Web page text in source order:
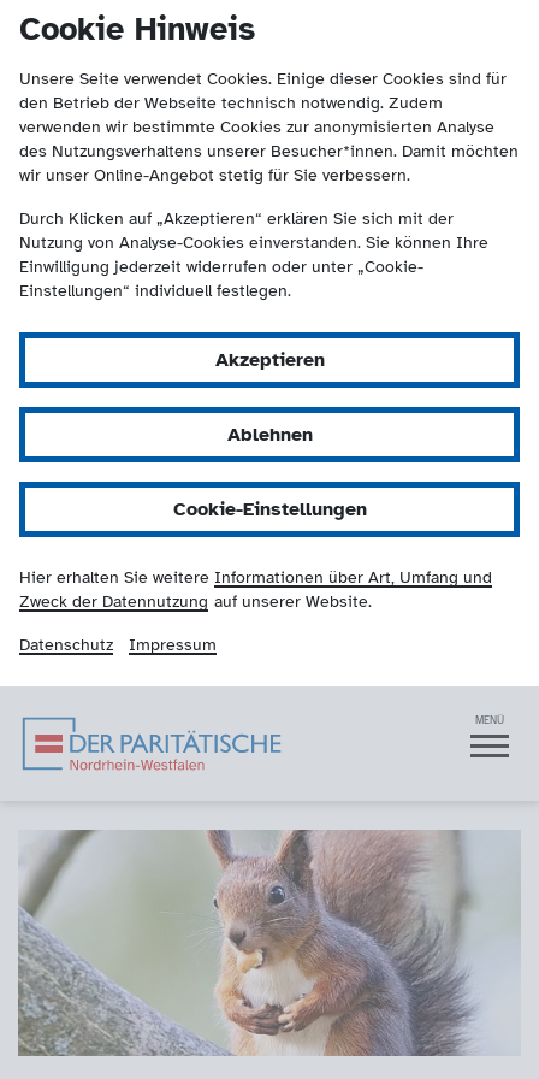
Cookie Hinweis
Unsere Seite verwendet Cookies. Einige dieser Cookies sind für
den Betrieb der Webseite technisch notwendig. Zudem
verwenden wir bestimmte Cookies zur anonymisierten Analyse
des Nutzungsverhaltens unserer Besucher*innen. Damit möchten
wir unser Online-Angebot stetig für Sie verbessern.
Durch Klicken auf „Akzeptieren“ erklären Sie sich mit der
Nutzung von Analyse-Cookies einverstanden. Sie können Ihre
Einwilligung jederzeit widerrufen oder unter „Cookie-
Einstellungen“ individuell festlegen.
Akzeptieren
Ablehnen
Cookie-Einstellungen
Hier erhalten Sie weitere Informationen über Art, Umfang und
Zweck der Datennutzung auf unserer Website.
Datenschutz Impressum
Der Paritätische NRW
springen
(Kontakt und Suche) springen.
Navigation MENÜ